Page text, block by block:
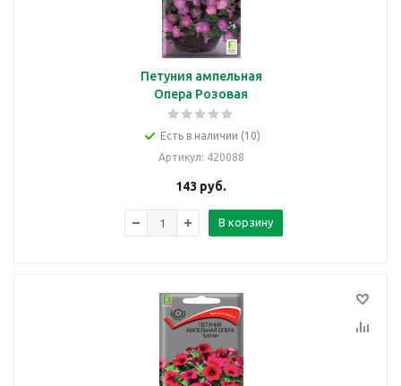
Петуния ампельная
Опера Розовая
Есть в наличии (10)
Артикул: 420088
143 руб.
В корзину